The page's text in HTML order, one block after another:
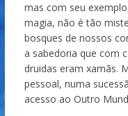
mas com seu
magia, não é tão
bosques de nossos
a sabedoria que com
druidas eram xamãs.
pessoal, numa
acesso ao Outro